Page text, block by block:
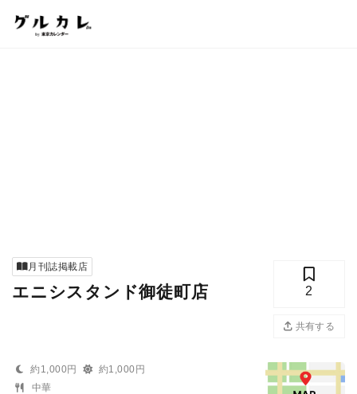
月刊誌掲載店
エニシスタンド御徒町店 2
共有する
約1,000円
約1,000円
中華